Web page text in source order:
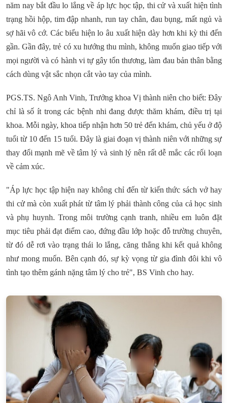
năm nay bắt đầu lo lắng về áp lực học tập, thi cử và xuất hiện tình
trạng hồi hộp, tim đập nhanh, run tay chân, đau bụng, mất ngủ và
sợ hãi vô cớ. Các biểu hiện lo âu xuất hiện dày hơn khi kỳ thi đến
gần. Gần đây, trẻ có xu hướng thu mình, không muốn giao tiếp với
mọi người và có hành vi tự gây tổn thương, làm đau bản thân bằng
cách dùng vật sắc nhọn cắt vào tay của mình.
PGS.TS. Ngô Anh Vinh, Trưởng khoa Vị thành niên cho biết: Đây
chỉ là số ít trong các bệnh nhi đang được thăm khám, điều trị tại
khoa. Mỗi ngày, khoa tiếp nhận hơn 50 trẻ đến khám, chủ yếu ở độ
tuổi từ 10 đến 15 tuổi. Đây là giai đoạn vị thành niên với những sự
thay đổi mạnh mẽ về tâm lý và sinh lý nên rất dễ mắc các rối loạn
về cảm xúc.
"Áp lực học tập hiện nay không chỉ đến từ kiến thức sách vở hay
thi cử mà còn xuất phát từ tâm lý phải thành công của cả học sinh
và phụ huynh. Trong môi trường cạnh tranh, nhiều em luôn đặt
mục tiêu phải đạt điểm cao, đứng đầu lớp hoặc đỗ trường chuyên,
từ đó dễ rơi vào trạng thái lo lắng, căng thẳng khi kết quả không
như mong muốn. Bên cạnh đó, sự kỳ vọng từ gia đình đôi khi vô
tình tạo thêm gánh nặng tâm lý cho trẻ", BS Vinh cho hay.